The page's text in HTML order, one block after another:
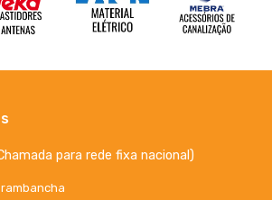
para rede fixa nacional)